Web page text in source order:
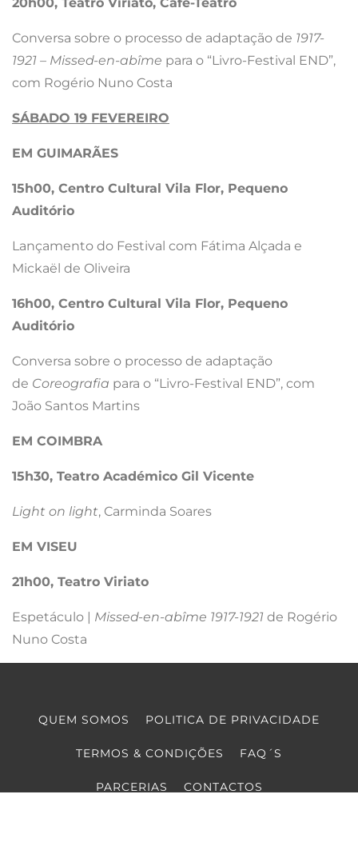
Conversa sobre o processo de adaptação de 1917-
1921 – Missed-en-abîme para o “Livro-Festival END”,
com Rogério Nuno Costa
SÁBADO 19 FEVEREIRO
EM GUIMARÃES
15h00, Centro Cultural Vila Flor, Pequeno
Auditório
Lançamento do Festival com Fátima Alçada e
Mickaël de Oliveira
16h00, Centro Cultural Vila Flor, Pequeno
Auditório
Conversa sobre o processo de adaptação
de Coreografia para o “Livro-Festival END”, com
João Santos Martins
EM COIMBRA
15h30, Teatro Académico Gil Vicente
Light on light, Carminda Soares
EM VISEU
21h00, Teatro Viriato
Espetáculo | Missed-en-abîme 1917-1921 de Rogério
Nuno Costa
QUEM SOMOS POLITICA DE PRIVACIDADE
TERMOS & CONDIÇÕES FAQ´S
PARCERIAS CONTACTOS